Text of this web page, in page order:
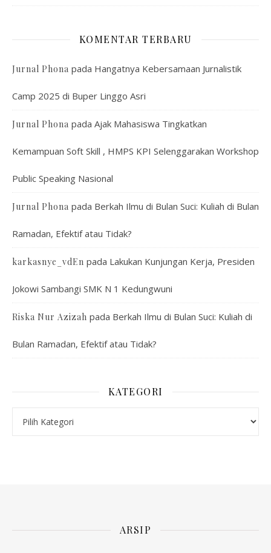
KOMENTAR TERBARU
Jurnal Phona pada Hangatnya Kebersamaan Jurnalistik
Camp 2025 di Buper Linggo Asri
Jurnal Phona pada Ajak Mahasiswa Tingkatkan
Kemampuan Soft Skill , HMPS KPI Selenggarakan Workshop
Public Speaking Nasional
Jurnal Phona pada Berkah Ilmu di Bulan Suci: Kuliah di Bulan
Ramadan, Efektif atau Tidak?
karkasnye_vdEn pada Lakukan Kunjungan Kerja, Presiden
Jokowi Sambangi SMK N 1 Kedungwuni
Riska Nur Azizah pada Berkah Ilmu di Bulan Suci: Kuliah di
Bulan Ramadan, Efektif atau Tidak?
KATEGORI
ARSIP